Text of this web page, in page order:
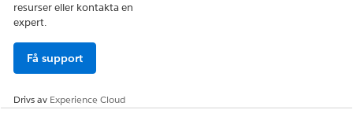
SE ÄVEN:
Fältnivåsäkerhet
LÖSTE DENNA ARTIKEL DITT PROBLEM?
resurser eller kontakta en
expert.
Få support
Drivs av Experience Cloud